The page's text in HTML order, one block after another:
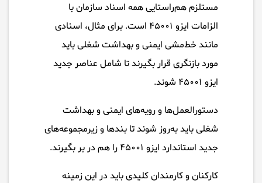
مستلزم هم‌راستایی همه اسناد سازمان با
الزامات ایزو ۴۵۰۰۱ است. برای مثال، اسنادی
مانند خط‌مشی ایمنی و بهداشت شغلی باید
مورد بازنگری قرار بگیرند تا شامل عناصر جدید
ایزو ۴۵۰۰۱ شوند.
دستورالعمل‌ها و رویه‌های ایمنی و بهداشت
شغلی باید به‌روز شوند تا بندها و زیرمجموعه‌های
جدید استاندارد ایزو ۴۵۰۰۱ را هم در بر بگیرند.
کارکنان و کارمندان کلیدی باید در این زمینه